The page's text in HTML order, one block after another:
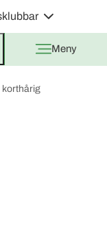
Meny
korthårig